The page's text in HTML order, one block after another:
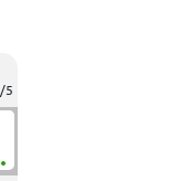
/5